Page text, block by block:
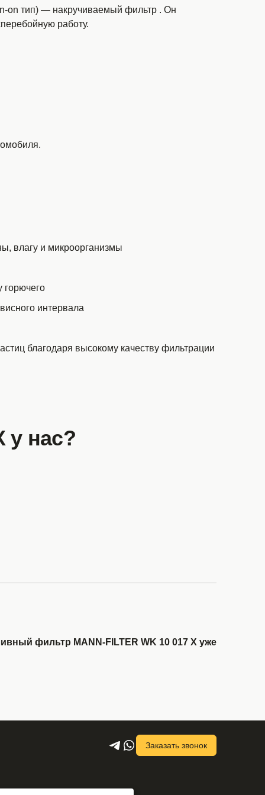
on тип) — накручиваемый фильтр . Он
работу.
влагу и микроорганизмы
горючего
интервала
благодаря высокому качеству фильтрации
у нас?
фильтр MANN-FILTER WK 10 017 X уже
Заказать звонок